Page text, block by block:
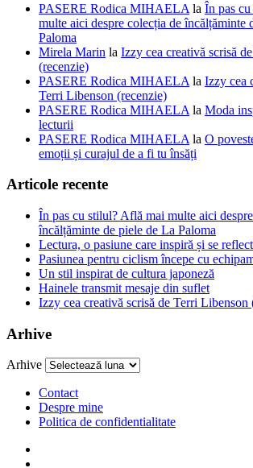
PASERE Rodica MIHAELA la În pas
multe aici despre colecția de încălțăminte
Paloma
Mirela Marin la Izzy cea creativă scrisă
(recenzie)
PASERE Rodica MIHAELA la Izzy cea
Terri Libenson (recenzie)
PASERE Rodica MIHAELA la Moda
lecturii
PASERE Rodica MIHAELA la O
emoții și curajul de a fi tu însăți
Articole recente
În pas cu stilul? Află mai multe aici
încălțăminte de piele de La Paloma
Lectura, o pasiune care inspiră și se
Pasiunea pentru ciclism începe cu
Un stil inspirat de cultura japoneză
Hainele transmit mesaje din suflet
Izzy cea creativă scrisă de Terri Libenson
Arhive
Arhive
Contact
Despre mine
Politica de confidentialitate